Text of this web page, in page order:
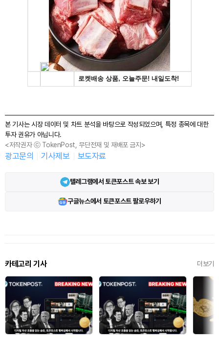
본 기사는 시장 데이터 및 차트 분석을 바탕으로 작성되었으며, 특정 종목에 대한
투자 권유가 아닙니다.
<저작권자 ⓒ TokenPost, 무단전재 및 재배포 금지>
광고문의 기사제보 보도자료
텔레그램에서 토큰포스트 속보 보기
구글뉴스에서 토큰포스트 팔로우하기
카테고리 기사 더보기